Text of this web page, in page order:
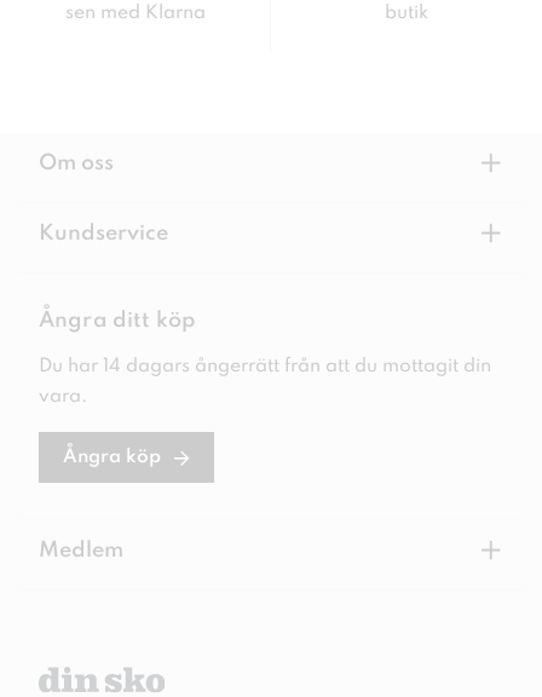
sen med Klarna
butik
Om oss +
Kundservice +
Ångra ditt köp
Du har 14 dagars ångerrätt från att du mottagit din
vara.
Ångra köp
Medlem +